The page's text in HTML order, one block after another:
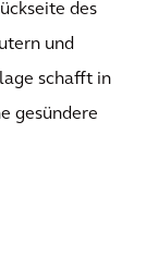
des
und
schafft in
gesündere